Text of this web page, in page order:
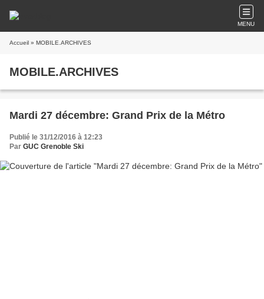
MENU
Accueil » MOBILE.ARCHIVES
MOBILE.ARCHIVES
Mardi 27 décembre: Grand Prix de la Métro
Publié le 31/12/2016 à 12:23
Par GUC Grenoble Ski